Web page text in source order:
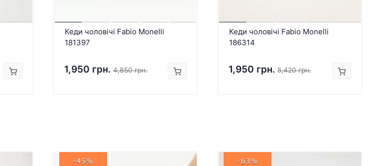
Кеди чоловічі Fabio Monelli
181397
1,950 грн. 4,850 грн.
Кеди чоловічі Fabio Monelli
186314
1,950 грн. 5,420 грн.
-45% -63%